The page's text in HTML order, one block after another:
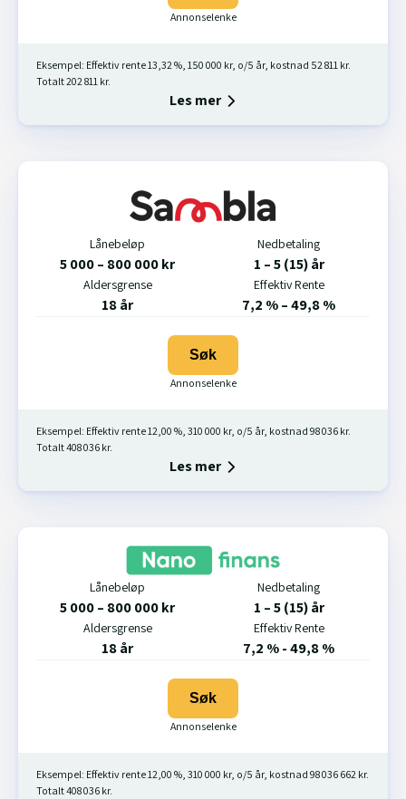
Eksempel: Effektiv rente 13,32 %, 150 000 kr, o/5 år, kostnad 52 811 kr.
Totalt 202 811 kr.
Les mer
Lånebeløp
5 000 – 800 000 kr
Nedbetaling
1 – 5 (15) år
Aldersgrense
18 år
Effektiv Rente
7,2 % – 49,8 %
Søk
Eksempel: Effektiv rente 12,00 %, 310 000 kr, o/5 år, kostnad 98 036 kr.
Totalt 408 036 kr.
Les mer
Lånebeløp
5 000 – 800 000 kr
Nedbetaling
1 – 5 (15) år
Aldersgrense
18 år
Effektiv Rente
7,2 % - 49,8 %
Søk
Eksempel: Effektiv rente 12,00 %, 310 000 kr, o/5 år, kostnad 98 036 662 kr.
Totalt 408 036 kr.